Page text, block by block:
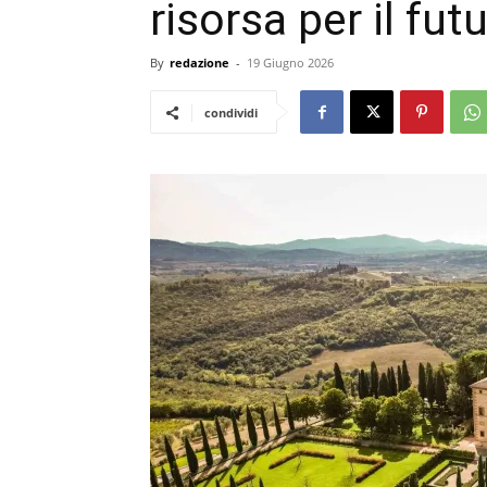
risorsa per il
By redazione - 19 Giugno 2026
condividi